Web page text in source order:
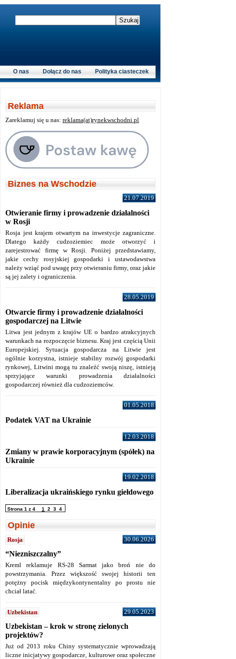
Polityka ciasteczek
Dołącz do nas
O nas
Reklama
Zareklamuj się u nas: reklama(at)rynekwschodni.pl
Biznes na Wschodzie
21.07.2019
Otwieranie firmy i prowadzenie działalności
w Rosji
Rosja jest krajem otwartym na inwestycje zagraniczne.
Dlatego każdy cudzoziemiec może otworzyć i
zarejestrować firmę w Rosji. Poniżej przedstawiamy,
jakie cechy rosyjskiej gospodarki i ustawodawstwa
należy wziąć pod uwagę przy otwieraniu firmy, oraz jakie
są jej zalety i ograniczenia.
28.05.2019
Otwarcie firmy i prowadzenie działalności
gospodarczej na Litwie
Litwa jest jednym z krajów UE o bardzo atrakcyjnych
warunkach na rozpoczęcie biznesu. Kraj jest częścią Unii
Europejskiej. Sytuacja gospodarcza na Litwie jest
ogólnie korzystna, istnieje stabilny rozwój gospodarki
rynkowej, Litwini mogą tu znaleźć swoją niszę, istnieją
sprzyjające warunki prowadzenia działalności
gospodarczej również dla cudzoziemców.
01.05.2018
Podatek VAT na Ukrainie
12.03.2018
Zmiany w prawie korporacyjnym (spółek) na
Ukrainie
19.02.2018
Liberalizacja ukraińskiego rynku giełdowego
Strona 1 z 4 1 2 3 4
Opinie
Rosja 30.06.2026
“Niezniszczalny”
Kreml reklamuje RS-28 Sarmat jako broń nie do
powstrzymania. Przez większość swojej historii ten
potężny pocisk międzykontynentalny po prostu nie
chciał latać.
Uzbekistan 29.05.2023
Uzbekistan – krok w stronę zielonych
projektów?
Już od 2013 roku Chiny systematycznie wprowadzają
liczne inicjatywy gospodarcze, kulturowe oraz społeczne